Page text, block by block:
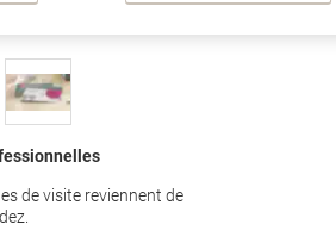
de visite reviennent de